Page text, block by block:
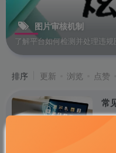
图片审核机制
了解平台如何检测并处理违
排序 更新 浏览 点赞
常